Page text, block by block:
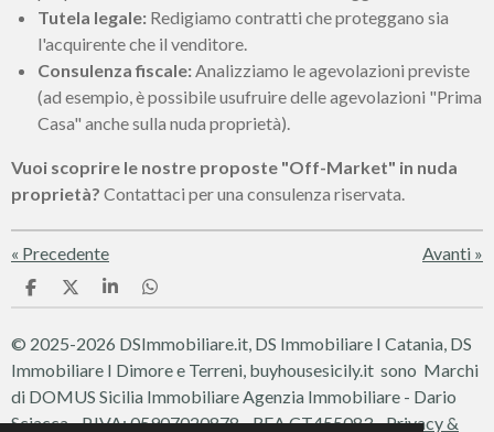
Tutela legale: Redigiamo contratti che proteggano sia
l'acquirente che il venditore.
Consulenza fiscale: Analizziamo le agevolazioni previste
(ad esempio, è possibile usufruire delle agevolazioni "Prima
Casa" anche sulla nuda proprietà).
Vuoi scoprire le nostre proposte "Off-Market" in nuda
proprietà? Contattaci per una consulenza riservata.
« Precedente Avanti »
C
o
d
v
i
d
C
o
d
i
v
i
C
o
d
i
v
i
d
C
o
d
v
d
© 2025-2026 DSImmobiliare.it, DS Immobiliare I Catania, DS
Immobiliare I Dimore e Terreni, buyhousesicily.it sono Marchi
di DOMUS Sicilia ImmobiliareAgenzia Immobiliare - Dario
Sciacca - P.IVA: 05907020878 - REA CT455083 -Privacy &